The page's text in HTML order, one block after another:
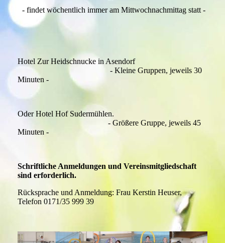
- findet wöchentlich immer am Mittwochnachmittag statt -
Hotel Zur Heidschnucke in Asendorf
- Kleine Gruppen, jeweils 30
Minuten -
Oder Hotel Hof Sudermühlen.
- Größere Gruppe, jeweils 45
Minuten -
Schriftliche Anmeldungen und Vereinsmitgliedschaft
sind erforderlich.
Rücksprache und Anmeldung: Frau Kerstin Heuser,
Telefon 0171/35 999 39